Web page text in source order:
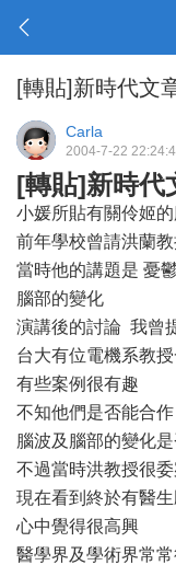
[轉貼]新時代文
Carla
2004-7-22
[轉貼]新時代
小媛所貼有關伶姬
前年學校曾請洪蘭
當時他的講題是 憂
腦部的變化
演講後的討論 我曾
台大有位電機系教
有些案例很有趣
不知他們是否能合
腦波及腦部的變化
不過當時洪教授很
現在看到終於有醫
心中覺得很高興
醫學界及學術界常